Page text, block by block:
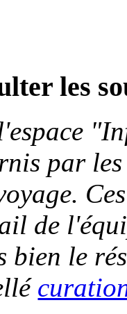
les
par
de
bien le